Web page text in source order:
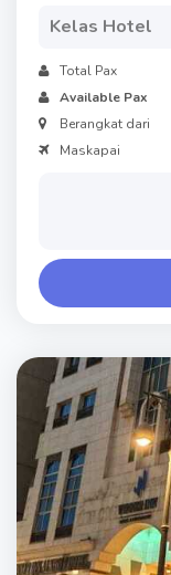
Kelas Hotel
Total Pax
Available Pax
Berangkat dari
Maskapai